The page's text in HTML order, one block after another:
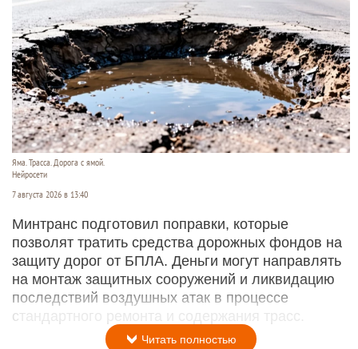
Яма. Трасса. Дорога с ямой.
Нейросети
7 августа 2026 в 13:40
Минтранс подготовил поправки, которые
позволят тратить средства дорожных фондов на
защиту дорог от БПЛА. Деньги могут направлять
на монтаж защитных сооружений и ликвидацию
последствий воздушных атак в процессе
стандартного ремонта и содержания трасс.
Читать полностью